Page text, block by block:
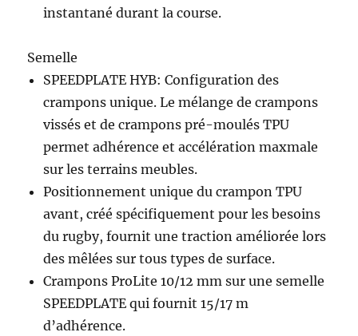
instantané durant la course.
Semelle
SPEEDPLATE HYB: Configuration des
crampons unique. Le mélange de crampons
vissés et de crampons pré-moulés TPU
permet adhérence et accélération maxmale
sur les terrains meubles.
Positionnement unique du crampon TPU
avant, créé spécifiquement pour les besoins
du rugby, fournit une traction améliorée lors
des mêlées sur tous types de surface.
Crampons ProLite 10/12 mm sur une semelle
SPEEDPLATE qui fournit 15/17 m
d’adhérence.